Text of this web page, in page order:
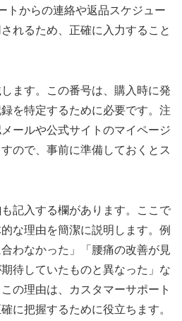
トからの連絡や返品スケジュー
れるため、正確に入力すること
ます。この番号は、購入時に発
を特定するために必要です。注
ールや公式サイトのマイページ
ので、事前に準備しておくとス
も記入する欄があります。ここで
な理由を簡潔に説明します。例
わなかった」「腰痛の改善が見
待していたものと異なった」な
の理由は、カスタマーサポート
に把握するために役立ちます。